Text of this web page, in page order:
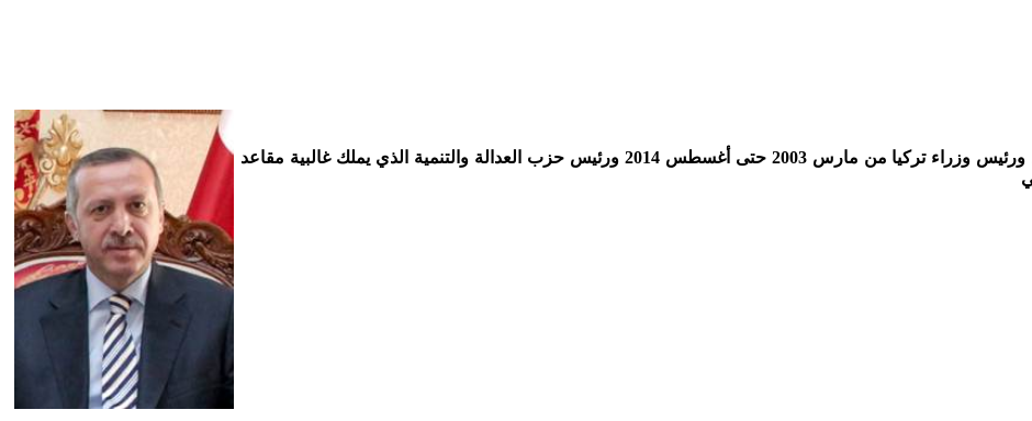
هو رئيس تركيا الثاني عشر والحالي منذ 28 أغسطس 2014م، ورئيس وزراء تركيا من مارس 2003 حتى أغسطس 2014 ورئيس حزب العدالة والتنمية الذي يملك غالبية مقاعد